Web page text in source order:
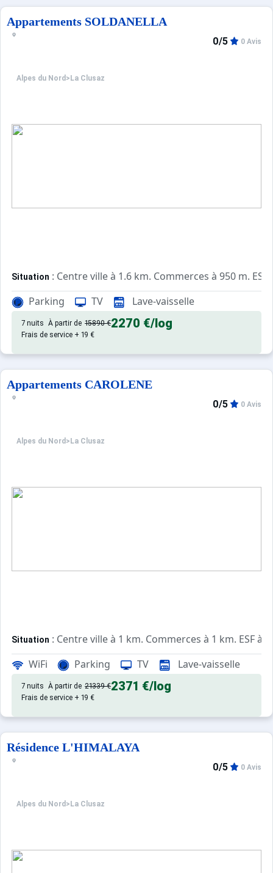
Appartements SOLDANELLA
Alpes du Nord > La Clusaz
0/5 0 Avis
Situation : Centre ville à 1.6 km. Commerces à 950 m.
Appartement de particulier : Appartements confortables
Parking TV Lave-vaisselle
7 nuits À partir de 15890 €2270 €/log
Frais de service + 19 €
Appartements CAROLENE
Alpes du Nord > La Clusaz
0/5 0 Avis
Situation : Centre ville à 1 km. Commerces à 1 km. ESF à
Appartement de particulier : Appartements confortables et
WiFi Parking TV Lave-vaisselle
7 nuits À partir de 21339 €2371 €/log
Frais de service + 19 €
Résidence L'HIMALAYA
Alpes du Nord > La Clusaz
0/5 0 Avis